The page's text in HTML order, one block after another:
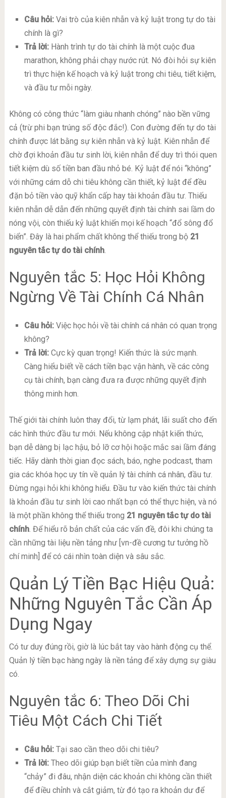
Câu hỏi:Vai trò của kiên nhẫn và kỷ luật trong tự do tài
chính là gì?
Trả lời:Hành trình tự do tài chính là một cuộc đua
marathon, không phải chạy nước rút. Nó đòi hỏi sự kiên
trì thực hiện kế hoạch và kỷ luật trong chi tiêu, tiết kiệm,
và đầu tư mỗi ngày.
Không có công thức “làm giàu nhanh chóng” nào bền vững
cả (trừ phi bạn trúng số độc đắc!). Con đường đến tự do tài
chính được lát bằng sự kiên nhẫn và kỷ luật. Kiên nhẫn để
chờ đợi khoản đầu tư sinh lời, kiên nhẫn để duy trì thói quen
tiết kiệm dù số tiền ban đầu nhỏ bé. Kỷ luật để nói “không”
với những cám dỗ chi tiêu không cần thiết, kỷ luật để đều
đặn bỏ tiền vào quỹ khẩn cấp hay tài khoản đầu tư. Thiếu
kiên nhẫn dễ dẫn đến những quyết định tài chính sai lầm do
nóng vội, còn thiếu kỷ luật khiến mọi kế hoạch “đổ sông đổ
biển”. Đây là hai phẩm chất không thể thiếu trong bộ 21
nguyên tắc tự do tài chính.
Nguyên tắc 5: Học Hỏi Không
Ngừng Về Tài Chính Cá Nhân
Câu hỏi:Việc học hỏi về tài chính cá nhân có quan trọng
không?
Trả lời:Cực kỳ quan trọng! Kiến thức là sức mạnh.
Càng hiểu biết về cách tiền bạc vận hành, về các công
cụ tài chính, bạn càng đưa ra được những quyết định
thông minh hơn.
Thế giới tài chính luôn thay đổi, từ lạm phát, lãi suất cho đến
các hình thức đầu tư mới. Nếu không cập nhật kiến thức,
bạn dễ dàng bị lạc hậu, bỏ lỡ cơ hội hoặc mắc sai lầm đáng
tiếc. Hãy dành thời gian đọc sách, báo, nghe podcast, tham
gia các khóa học uy tín về quản lý tài chính cá nhân, đầu tư.
Đừng ngại hỏi khi không hiểu. Đầu tư vào kiến thức tài chính
là khoản đầu tư sinh lời cao nhất bạn có thể thực hiện, và nó
là một phần không thể thiếu trong 21 nguyên tắc tự do tài
chính. Để hiểu rõ bản chất của các vấn đề, đôi khi chúng ta
cần những tài liệu nền tảng như [vn-đề cương tư tưởng hồ
chí minh] để có cái nhìn toàn diện và sâu sắc.
Quản Lý Tiền Bạc Hiệu Quả:
Những Nguyên Tắc Cần Áp
Dụng Ngay
Có tư duy đúng rồi, giờ là lúc bắt tay vào hành động cụ thể.
Quản lý tiền bạc hàng ngày là nền tảng để xây dựng sự giàu
có.
Nguyên tắc 6: Theo Dõi Chi
Tiêu Một Cách Chi Tiết
Câu hỏi:Tại sao cần theo dõi chi tiêu?
Trả lời:Theo dõi giúp bạn biết tiền của mình đang
“chảy” đi đâu, nhận diện các khoản chi không cần thiết
để điều chỉnh và cắt giảm, từ đó tạo ra khoản dư để